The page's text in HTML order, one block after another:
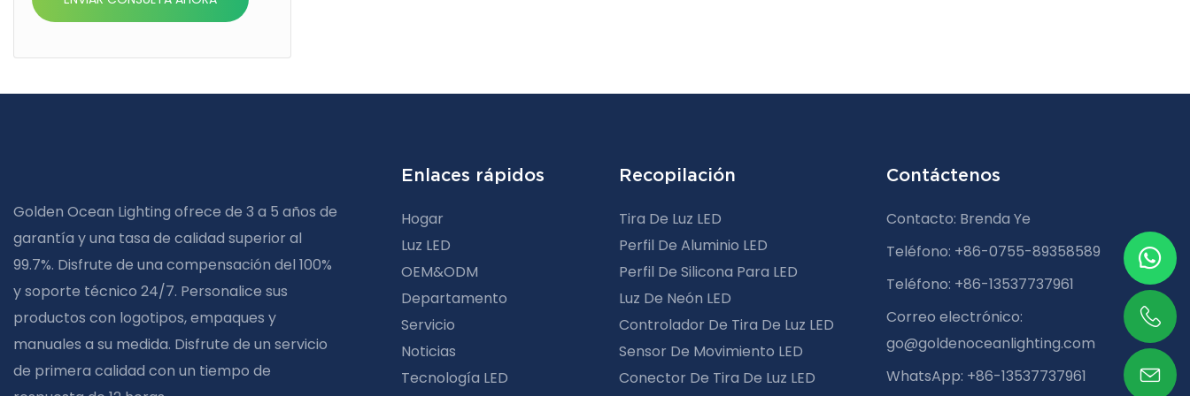
Golden Ocean Lighting ofrece de 3 a 5 años de
garantía y una tasa de calidad superior al
99.7%. Disfrute de una compensación del 100%
y soporte técnico 24/7. Personalice sus
productos con logotipos, empaques y
manuales a su medida. Disfrute de un servicio
de primera calidad con un tiempo de
Enlaces rápidos
Hogar
Luz LED
OEM&ODM
Departamento
Servicio
Noticias
Tecnología LED
Recopilación
Tira De Luz LED
Perfil De Aluminio LED
Perfil De Silicona Para LED
Luz De Neón LED
Controlador De Tira De Luz LED
Sensor De Movimiento LED
Conector De Tira De Luz LED
Contáctenos
Contacto: Brenda Ye
Teléfono: +86-0755-89358589
Teléfono: +86-13537737961
Correo electrónico:
go@goldenoceanlighting.com
WhatsApp: +86-13537737961